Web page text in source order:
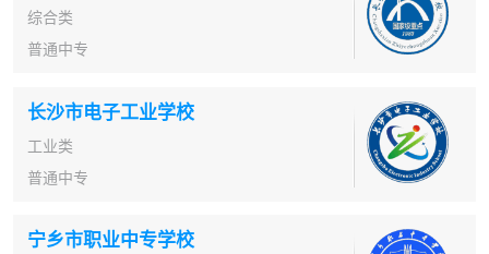
综合类
普通中专
长沙市电子工业学校
工业类
普通中专
宁乡市职业中专学校